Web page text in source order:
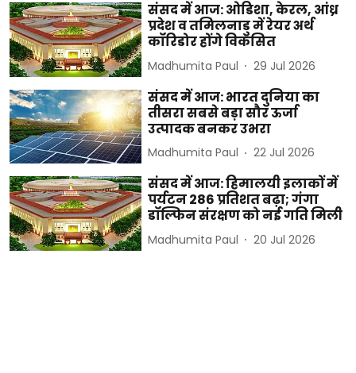
संसद में आज: ओडिशा, केरल, आंध्र
प्रदेश व तमिलनाडु में रेयर अर्थ
कॉरिडोर होंगे विकसित
Madhumita Paul 29 Jul 2026
संसद में आज: भारत दुनिया का
तीसरा सबसे बड़ा सौर ऊर्जा
उत्पादक बनकर उभरा
Madhumita Paul 22 Jul 2026
संसद में आज: हिमालयी इलाकों में
पर्यटन 286 प्रतिशत बढ़ा; गंगा
डॉल्फिन संरक्षण को नई गति मिली
Madhumita Paul 20 Jul 2026